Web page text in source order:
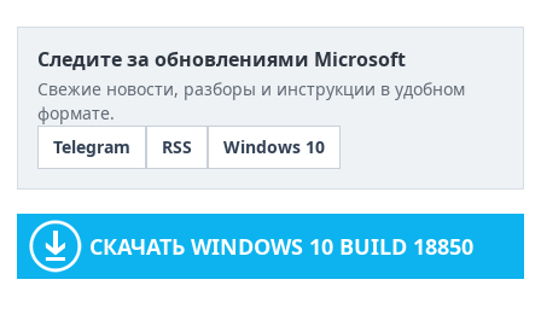
Следите за обновлениями Microsoft
Свежие новости, разборы и инструкции в удобном
формате.
Telegram
RSS Windows 10
СКАЧАТЬ WINDOWS 10 BUILD 18850